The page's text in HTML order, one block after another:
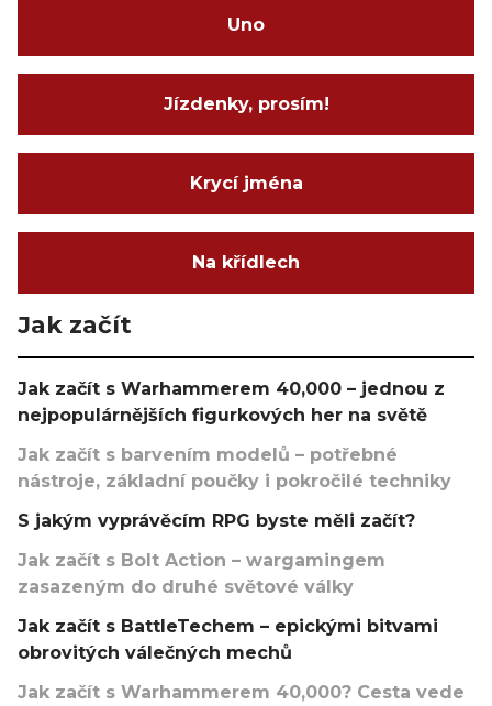
Uno
Jízdenky, prosím!
Krycí jména
Na křídlech
Jak začít
Jak začít s Warhammerem 40,000 – jednou z
nejpopulárnějších figurkových her na světě
Jak začít s barvením modelů – potřebné
nástroje, základní poučky i pokročilé techniky
S jakým vyprávěcím RPG byste měli začít?
Jak začít s Bolt Action – wargamingem
zasazeným do druhé světové války
Jak začít s BattleTechem – epickými bitvami
obrovitých válečných mechů
Jak začít s Warhammerem 40,000? Cesta vede